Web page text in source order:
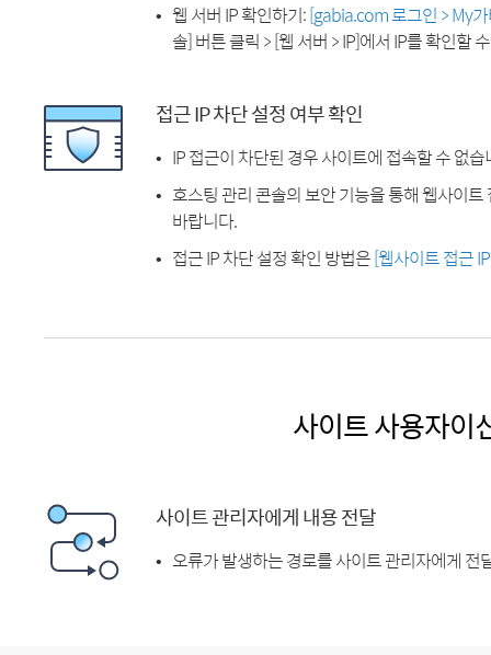
웹 서버 IP 확인하기:[gabia.com 로그인 > My
솔] 버튼 클릭 > [웹 서버 > IP]에서 IP를 확인할
접근 IP 차단 설정 여부 확인
IP 접근이 차단된 경우 사이트에 접속할 수 없습
호스팅 관리 콘솔의 보안 기능을 통해 웹사이
바랍니다.
접근 IP 차단 설정 확인 방법은[웹사이트 접근
사이트 사용자이
사이트 관리자에게 내용 전달
오류가 발생하는 경로를 사이트 관리자에게 전